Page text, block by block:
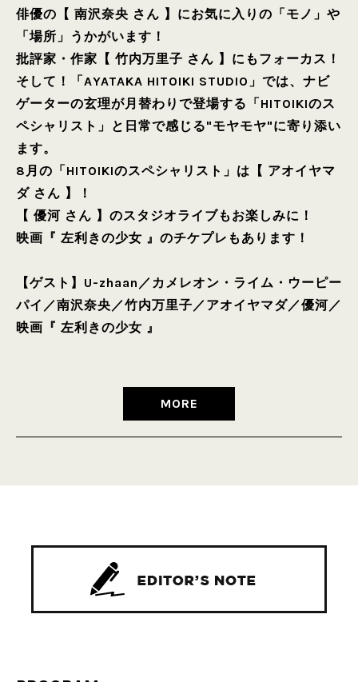
俳優の【 南沢奈央 さん 】にお気に入りの「モノ」や
「場所」うかがいます！
批評家・作家【 竹内万里子 さん 】にもフォーカス！
そして！「AYATAKA HITOIKI STUDIO」では、ナビ
ゲーターの玄理が月替わりで登場する「HITOIKIのス
ペシャリスト」と日常で感じる"モヤモヤ"に寄り添い
ます。
8月の「HITOIKIのスペシャリスト」は【 アオイヤマ
ダ さん 】！
【 優河 さん 】のスタジオライブもお楽しみに！
映画『 左利きの少女 』のチケプレもあります！
【ゲスト】 U-zhaan ／カメレオン・ライム・ウーピー
パイ ／南沢奈央／竹内万里子／アオイヤマダ／優河／
映画『 左利きの少女 』
MORE